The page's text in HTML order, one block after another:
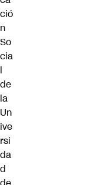
ció
n
So
cia
l
de
la
Un
ive
rsi
da
d